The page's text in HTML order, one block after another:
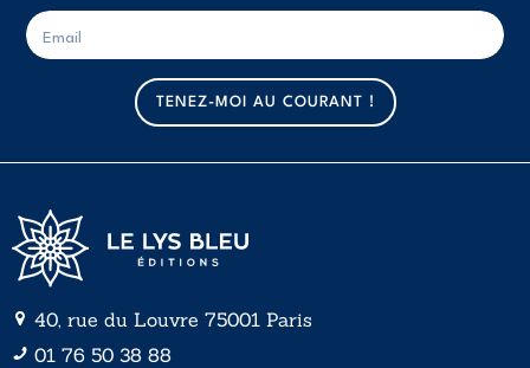
m
a
i
l
E
-
m
TENEZ-MOI AU COURANT !
40, rue du Louvre 75001 Paris
01 76 50 38 88